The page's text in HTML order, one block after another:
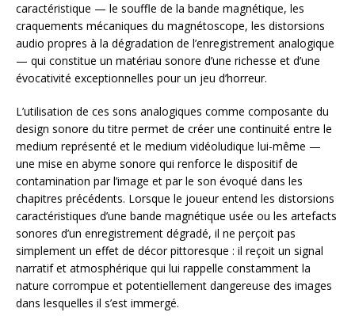
caractéristique — le souffle de la bande magnétique, les
craquements mécaniques du magnétoscope, les distorsions
audio propres à la dégradation de l’enregistrement analogique
— qui constitue un matériau sonore d’une richesse et d’une
évocativité exceptionnelles pour un jeu d’horreur.
L’utilisation de ces sons analogiques comme composante du
design sonore du titre permet de créer une continuité entre le
medium représenté et le medium vidéoludique lui-même —
une mise en abyme sonore qui renforce le dispositif de
contamination par l’image et par le son évoqué dans les
chapitres précédents. Lorsque le joueur entend les distorsions
caractéristiques d’une bande magnétique usée ou les artefacts
sonores d’un enregistrement dégradé, il ne perçoit pas
simplement un effet de décor pittoresque : il reçoit un signal
narratif et atmosphérique qui lui rappelle constamment la
nature corrompue et potentiellement dangereuse des images
dans lesquelles il s’est immergé.